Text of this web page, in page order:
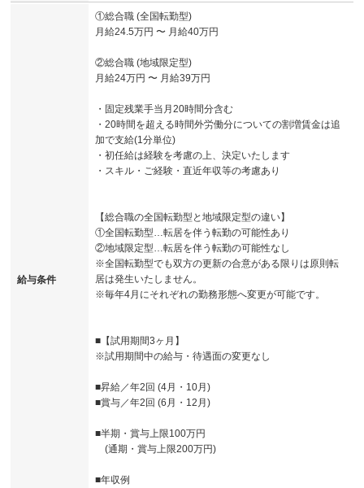
給与条件
①総合職 (全国転勤型)
月給24.5万円 〜 月給40万円
②総合職 (地域限定型)
月給24万円 〜 月給39万円
・固定残業手当月20時間分含む
・20時間を超える時間外労働分についての割増賃金は追
加で支給(1分単位)
・初任給は経験を考慮の上、決定いたします
・スキル・ご経験・直近年収等の考慮あり
【総合職の全国転勤型と地域限定型の違い】
①全国転勤型…転居を伴う転勤の可能性あり
②地域限定型…転居を伴う転勤の可能性なし
※全国転勤型でも双方の更新の合意がある限りは原則転
居は発生いたしません。
※毎年4月にそれぞれの勤務形態へ変更が可能です。
■【試用期間3ヶ月】
※試用期間中の給与・待遇面の変更なし
■昇給／年2回 (4月・10月)
■賞与／年2回 (6月・12月)
■半期・賞与上限100万円
(通期・賞与上限200万円)
■年収例